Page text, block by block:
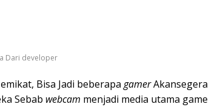
Dari developer
Bisa Jadi beberapa gamerAkansegera
Sebab webcam menjadi media utama game